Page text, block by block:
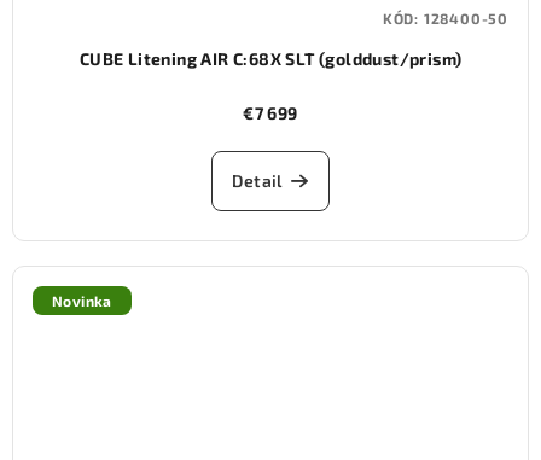
CUBE Litening AIR C:68X SLT (golddust/prism)
€7 699
Detail
KÓD: 128400-50
Novinka